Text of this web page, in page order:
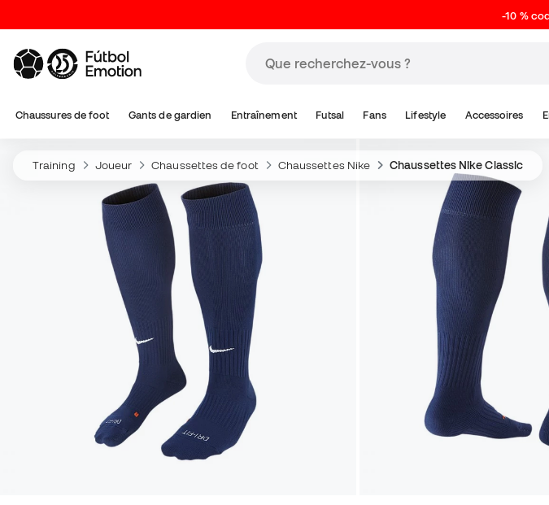
-10 %
Chaussures de foot Gants de gardien Entraînement Futsal Fans Lifestyle Accessoires
Training Joueur Chaussettes de foot Chaussettes Nike Chaussettes Nike Classic